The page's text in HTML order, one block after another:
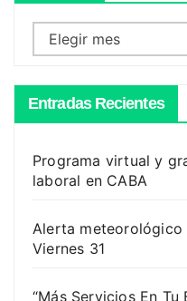
Archivos
Entradas Recientes
Programa virtual y
laboral en CABA
Alerta
Viernes 31
“Más Servicios En Tu